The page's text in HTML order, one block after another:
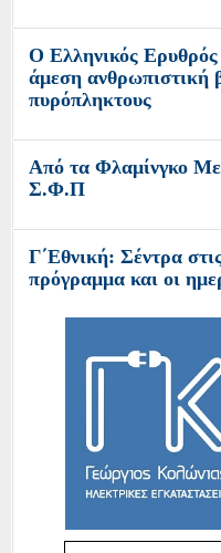
Ο Ελληνικός Ερυθρός
άμεση ανθρωπιστική
πυρόπληκτους
Από τα Φλαμίνγκο
Σ.Φ.Π
Γ΄Εθνική: Σέντρα
πρόγραμμα και οι